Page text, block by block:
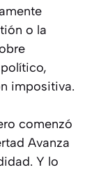
o la
impositiva.
comenzó
Avanza
Y lo